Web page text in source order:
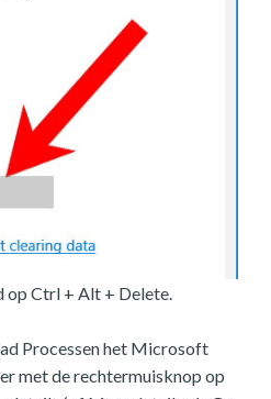
Ctrl + Alt + Delete.
Processen het Microsoft
met de rechtermuisknop op